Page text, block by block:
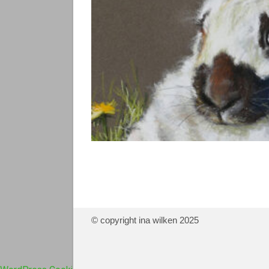
© copyright ina wilken 2025